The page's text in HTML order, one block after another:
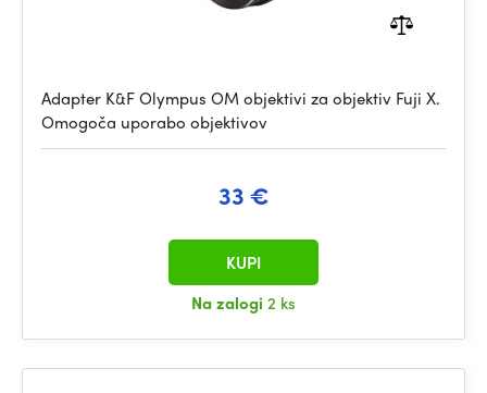
Adapter K&F Olympus OM objektivi za objektiv Fuji X.
Omogoča uporabo objektivov
33 €
Na zalogi 2 ks
KUPI